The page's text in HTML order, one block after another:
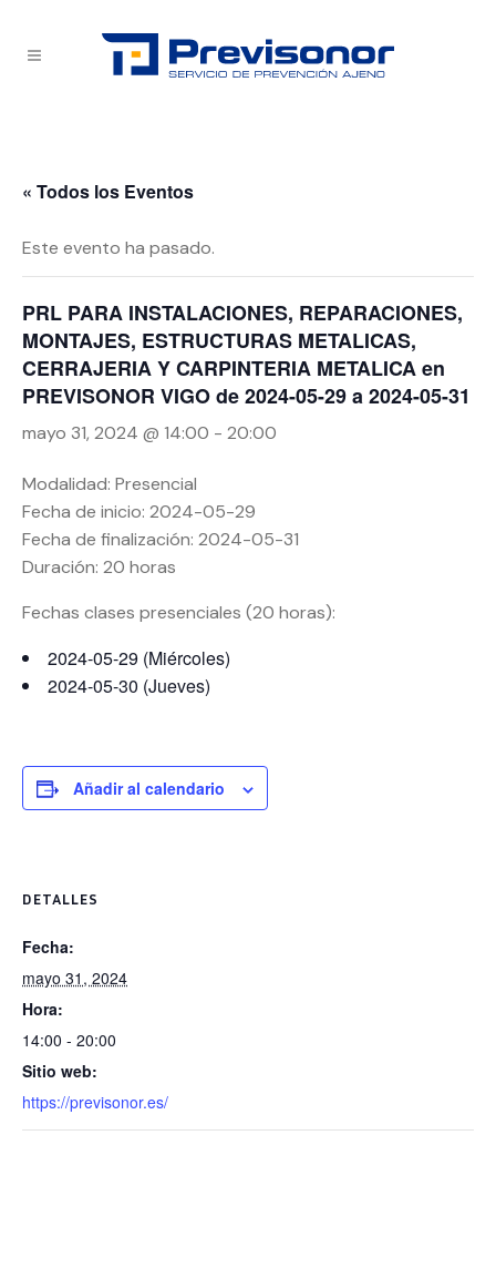
« Todos los Eventos
Este evento ha pasado.
PRL PARA INSTALACIONES, REPARACIONES,
MONTAJES, ESTRUCTURAS METALICAS,
CERRAJERIA Y CARPINTERIA METALICA en
PREVISONOR VIGO de 2024-05-29 a 2024-05-31
mayo 31, 2024 @ 14:00 - 20:00
Modalidad: Presencial
Fecha de inicio: 2024-05-29
Fecha de finalización: 2024-05-31
Duración: 20 horas
Fechas clases presenciales (20 horas):
2024-05-29 (Miércoles)
2024-05-30 (Jueves)
Añadir al calendario
DETALLES
Fecha:
mayo 31, 2024
Hora:
14:00 - 20:00
Sitio web:
https://previsonor.es/